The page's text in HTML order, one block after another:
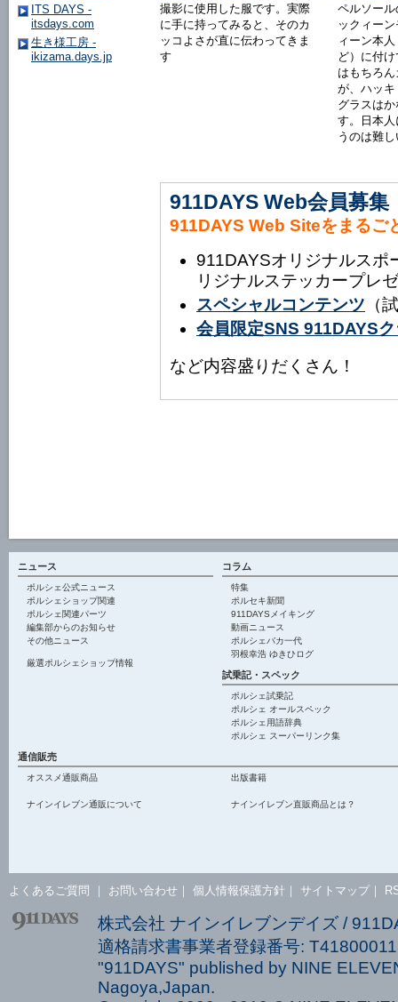
撮影に使用した服です。実際
に手に持ってみると、そのカ
ッコよさが直に伝わってきま
す
ペルソー
ックィー
ィーン本
ど）に付
はもちろ
が、ハッ
グラスは
す。日本
うのは難
911DAYS Web会員募集
911DAYS Web Siteをまるご
911DAYSオリジナルスポ
リジナルステッカープレ
スペシャルコンテンツ （
会員限定SNS 911DAYS
など内容盛りだくさん！
ITS DAYS -
itsdays.com
生き様工房 -
ikizama.days.jp
ニュース
ポルシェ公式ニュース
ポルシェショップ関連
ポルシェ関連パーツ
編集部からのお知らせ
その他ニュース
厳選ポルシェショップ情報
コラム
特集
ポルセキ新聞
911DAYSメイキング
動画ニュース
ポルシェバカ一代
羽根幸浩 ゆきひログ
試乗記・スペック
ポルシェ試乗記
ポルシェ オールスペック
ポルシェ用語辞典
ポルシェ スーパーリンク集
通信販売
オススメ通販商品 出版書籍
ナインイレブン通販について ナインイレブン直販商品とは？
よくあるご質問 お問い合わせ 個人情報保護方針 サイトマップ｜
株式会社 ナインイレブンデイズ /
適格請求書事業者登録番号:
"911DAYS" published by NINE
Nagoya,Japan.